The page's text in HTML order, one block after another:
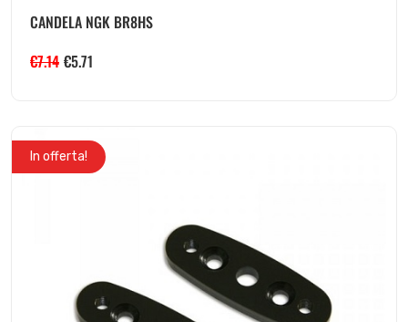
CANDELA NGK BR8HS
€7.14 €5.71
In offerta!